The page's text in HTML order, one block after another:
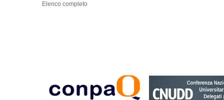
Elenco completo